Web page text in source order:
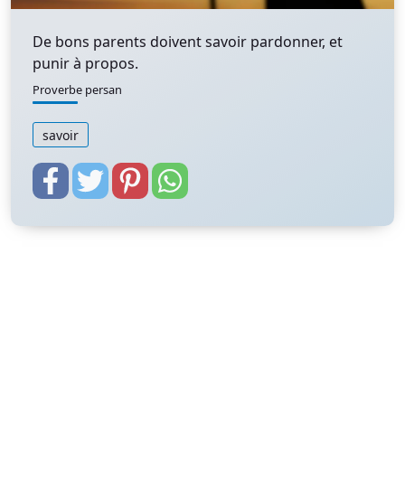
De bons parents doivent savoir pardonner, et
punir à propos.
Proverbe persan
savoir